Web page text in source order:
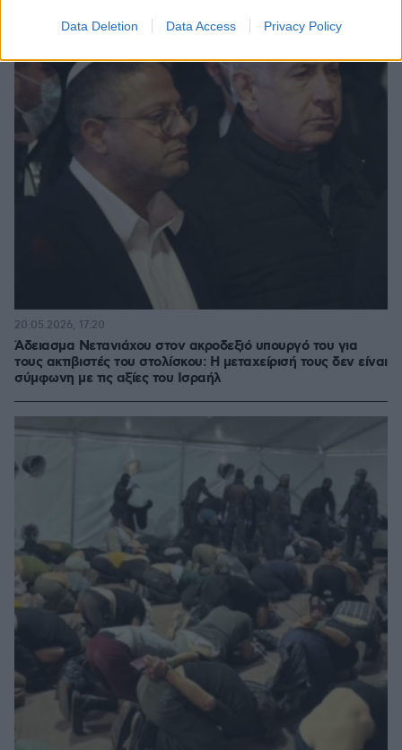
Data Deletion Data Access Privacy Policy
Άδειασμα Νετανιάχου στον ακροδεξιό υπουργό του για
τους ακτιβιστές του στολίσκου: Η μεταχείρισή τους δεν είναι
σύμφωνη με τις αξίες του Ισραήλ
20.05.2026, 17:20